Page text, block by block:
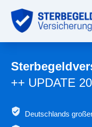
++ UPDATE
Deutschlands